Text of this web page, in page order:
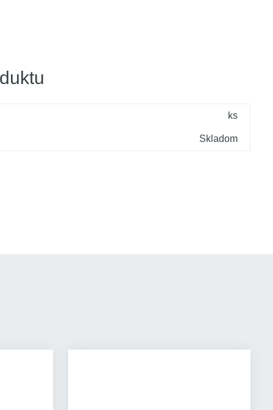
ks
Skladom